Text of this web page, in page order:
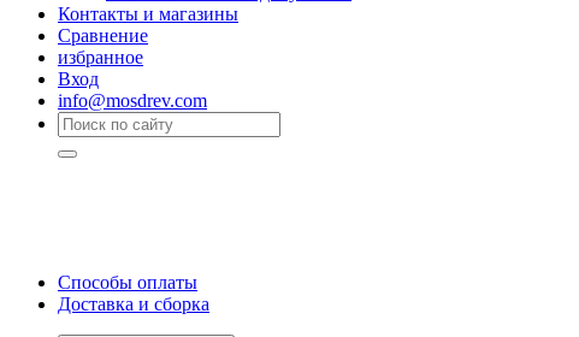
Контакты и магазины
Сравнение
избранное
Вход
info@mosdrev.com
Способы оплаты
Доставка и сборка